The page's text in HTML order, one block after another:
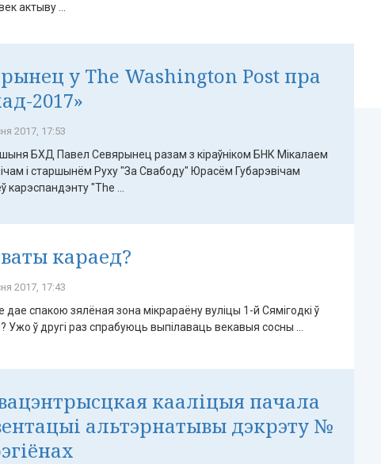
актыву ...
у The Washington Post пра
2017»
2017, 17:53
БХД Павел Севярынец разам з кіраўніком БНК Мікалаем
і старшынём Руху "За Свабоду" Юрасём Губарэвічам
карэспандэнту "The ...
караед?
2017, 17:43
дае спакою зялёная зона мікрараёну вуліцы 1-й Сямігодкі ў
Ужо ў другі раз спрабуюць выпілаваць векавыя сосны ...
кааліцыя пачала
альтэрнатывы дэкрэту №